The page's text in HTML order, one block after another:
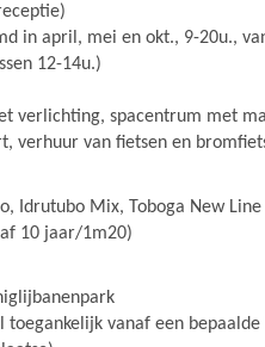
in april, mei en okt., 9-20u.,
12-14u.)
verlichting, spacentrum met
verhuur van fietsen en
Idrutubo Mix, Toboga New
10 jaar/1m20)
toegankelijk vanaf een